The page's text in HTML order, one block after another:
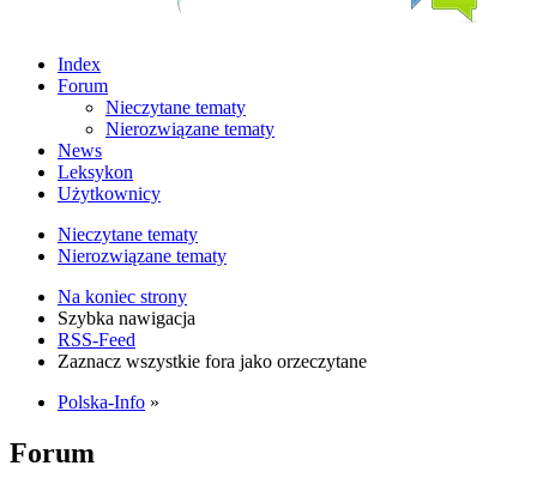
Index
Forum
Nieczytane tematy
Nierozwiązane tematy
News
Leksykon
Użytkownicy
Nieczytane tematy
Nierozwiązane tematy
Na koniec strony
Szybka nawigacja
RSS-Feed
Zaznacz wszystkie fora jako orzeczytane
Polska-Info »
Forum